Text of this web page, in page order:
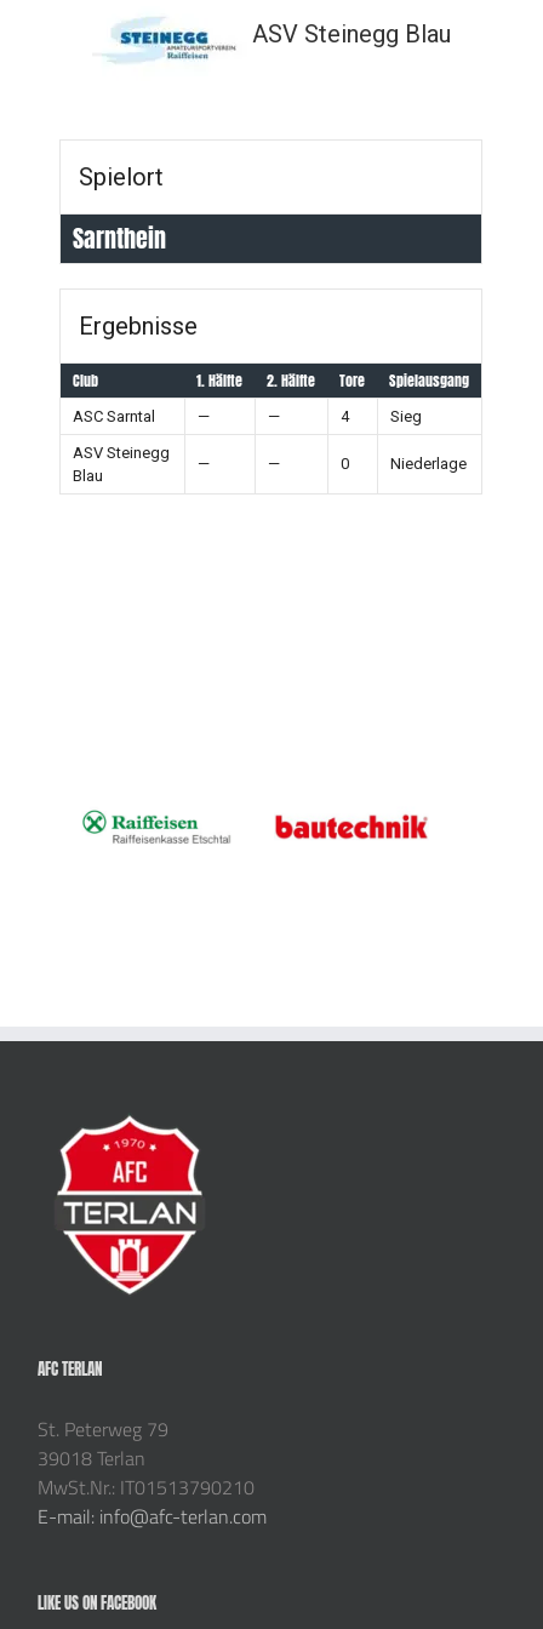
ASV Steinegg Blau
Spielort
Sarnthein
Ergebnisse
Club 1. Hälfte 2. Hälfte Tore Spielausgang
ASC Sarntal — — 4
Sieg
ASV Steinegg
Blau
— — 0 Niederlage
AFC TERLAN
St. Peterweg 79
39018 Terlan
MwSt.Nr.: IT01513790210
E-mail: info@afc-terlan.com
LIKE US ON FACEBOOK